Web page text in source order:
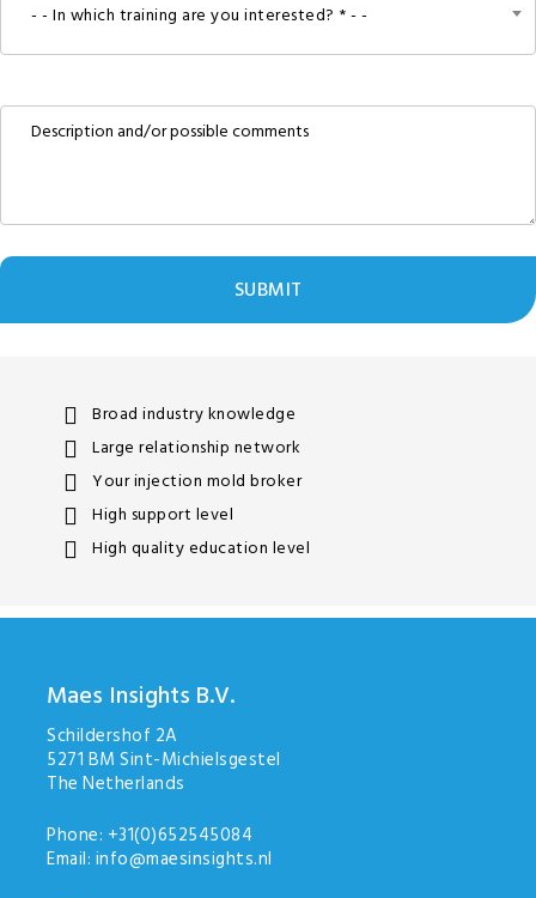
- - In which training are you interested? * - -
Broad industry knowledge
Large relationship network
Your injection mold broker
High support level
High quality education level
Maes Insights B.V.
Schildershof 2A
5271 BM Sint-Michielsgestel
The Netherlands
Phone: +31(0)652545084
Email: info@maesinsights.nl